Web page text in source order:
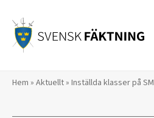
innehåll
Hem » Aktuellt» Inställda klasser på SM